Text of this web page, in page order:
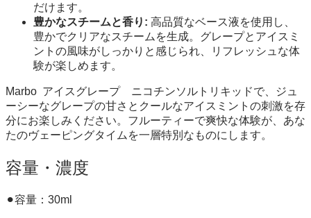
だけます。
豊かなスチームと香り: 高品質なベース液を使用し、
豊かでクリアなスチームを生成。グレープとアイスミ
ントの風味がしっかりと感じられ、リフレッシュな体
験が楽しめます。
Marbo アイスグレープ ニコチンソルトリキッドで、ジュ
ーシーなグレープの甘さとクールなアイスミントの刺激を存
分にお楽しみください。フルーティーで爽快な体験が、あな
たのヴェーピングタイムを一層特別なものにします。
容量・濃度
⚫︎容量：30ml